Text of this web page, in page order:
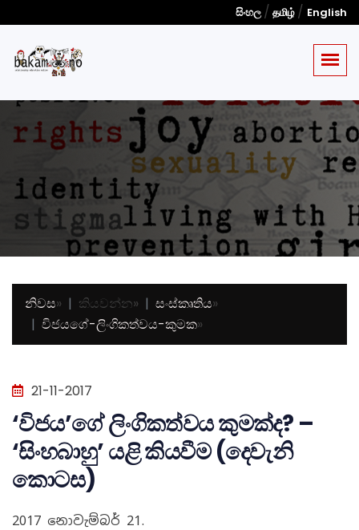
සිංහල/ தமிழ் / English
නිවස» කියවන්න» සංස්කෘතිය»
විජයගේ-ලිංගිකත්වය-කුමක»
21-11-2017
‘විජය’ගේ ලිංගිකත්වය කුමක්ද? –
‘සිංහබාහු’ යළි කියවීම (දෙවැනි
කොටස)
2017 නොවැම්බර් 21.